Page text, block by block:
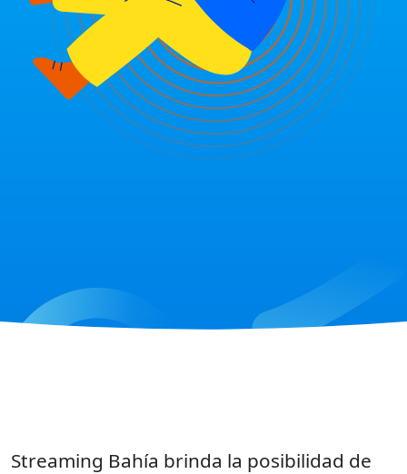
Streaming Bahía brinda la posibilidad de